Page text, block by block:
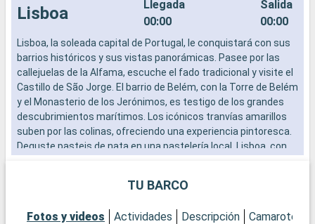
Lisboa
Llegada
00:00
Salida
00:00
Lisboa, la soleada capital de Portugal, le conquistará con sus
barrios históricos y sus vistas panorámicas. Pasee por las
callejuelas de la Alfama, escuche el fado tradicional y visite el
Castillo de São Jorge. El barrio de Belém, con la Torre de Belém
y el Monasterio de los Jerónimos, es testigo de los grandes
descubrimientos marítimos. Los icónicos tranvías amarillos
suben por las colinas, ofreciendo una experiencia pintoresca.
Deguste pasteis de nata en una pastelería local. Lisboa, con
TU BARCO
Fotos y videos Actividades Descripción Camarotes